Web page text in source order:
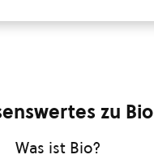
zu Bio
Was ist Bio?